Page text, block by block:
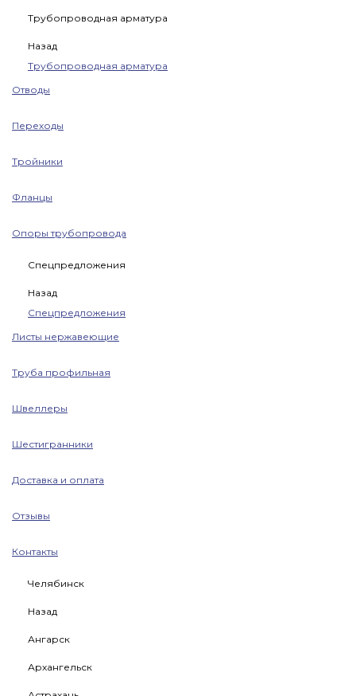
Трубопроводная арматура
Назад
Трубопроводная арматура
Отводы
Переходы
Тройники
Фланцы
Опоры трубопровода
Спецпредложения
Назад
Спецпредложения
Листы нержавеющие
Труба профильная
Швеллеры
Шестигранники
Доставка и оплата
Отзывы
Контакты
Челябинск
Назад
Ангарск
Архангельск